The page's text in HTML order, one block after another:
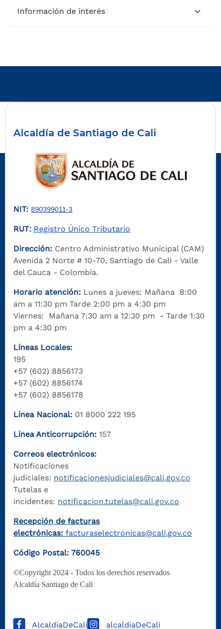
Información de interés
Alcaldía de Santiago de Cali
NIT: 890399011-3
RUT: Registro Único Tributario
Dirección: Centro Administrativo Municipal (CAM)
Avenida 2 Norte # 10-70, Santiago de Cali - Valle
del Cauca - Colombia.
Horario atención: Lunes a jueves: Mañana 8:00
am a 11:30 pm Tarde 2:00 pm a 4:30 pm
Viernes: Mañana 7:30 am a 12:30 pm - Tarde 1:30
pm a 4:30 pm
Líneas Locales:
195
+57 (602) 8856173
+57 (602) 8856174
+57 (602) 8856178
Línea Nacional: 01 8000 222 195
Línea Anticorrupción: 157
Correos electrónicos:
Notificaciones
judiciales: notificacionesjudiciales@cali.gov.co
Tutelas e
incidentes: notificacion.tutelas@cali.gov.co
Recepción de facturas
electrónicas: facturaselectronicas@cali.gov.co
Código Postal: 760045
©Copyright 2024 - Todos los derechos reservados
Alcaldía Santiago de Cali
AlcaldiaDeCali alcaldiaDeCali